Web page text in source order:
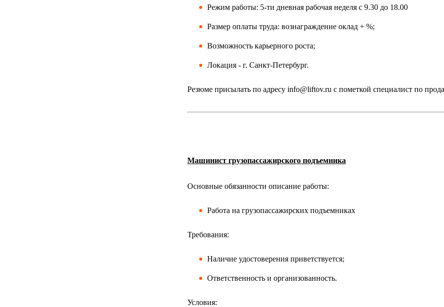
Режим работы: 5-ти дневная рабочая неделя с 9.30 до 18.00
Размер оплаты труда: вознаграждение оклад + %;
Возможность карьерного роста;
Локация - г. Санкт-Петербург.
Резюме присылать по адресу info@liftov.ru с пометкой специалист по
Машинист грузопассажирского подъемника
Основные обязанности описание работы:
Работа на грузопассажирских подъемниках
Требования:
Наличие удостоверения приветствуется;
Ответственность и организованность.
Условия: